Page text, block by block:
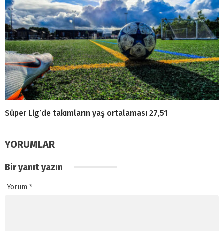
Süper Lig’de takımların yaş ortalaması 27,51
YORUMLAR
Bir yanıt yazın
Yorum *